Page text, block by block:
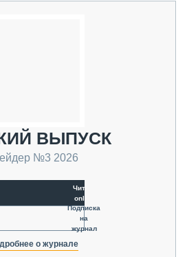
ВЫПУСК
№3 2026
Читать
online
Подписка
на
журнал
о журнале